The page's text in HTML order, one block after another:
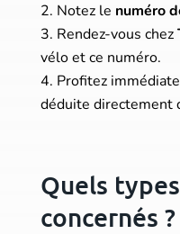
Notez le numéro
Rendez-vous chez
vélo et ce numéro.
Profitez
déduite directement
Quels
concernés ?